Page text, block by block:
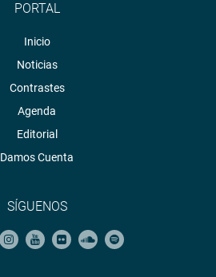
PORTAL
Inicio
Noticias
Contrastes
Agenda
Editorial
Damos Cuenta
SÍGUENOS